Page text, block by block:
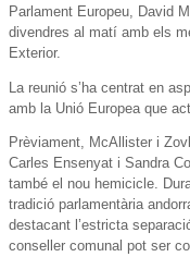
Parlament Europeu, David
divendres al matí amb els
Exterior.
La reunió s’ha centrat en
amb la Unió Europea que
Prèviament, McAllister i
Carles Ensenyat i Sandra
també el nou hemicicle.
tradició parlamentària
destacant l’estricta
conseller comunal pot ser